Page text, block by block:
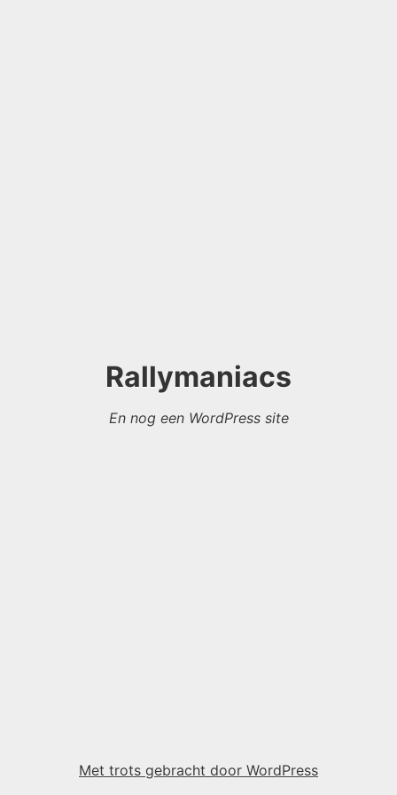
Rallymaniacs
En nog een WordPress site
Met trots gebracht door WordPress